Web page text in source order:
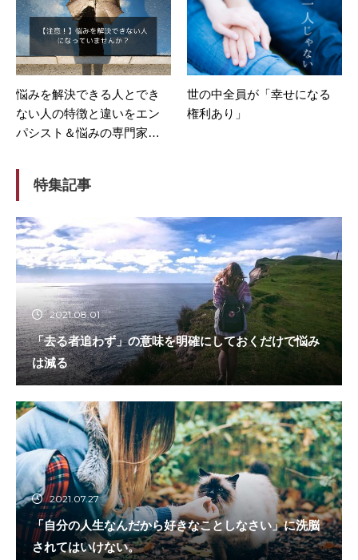
悩みを解決できる人とでき
ない人の特徴と違いをエン
パシスト＆悩みの専門家が
世の中全員が「幸せになる
権利あり」
特集記事
2021.08.01
「去る者追わず」の意味を明確にしておくだけで悩み
は減る
2021.07.27
「自分の人生なんだから好きなことしなさい」に洗脳
されてはいけない。